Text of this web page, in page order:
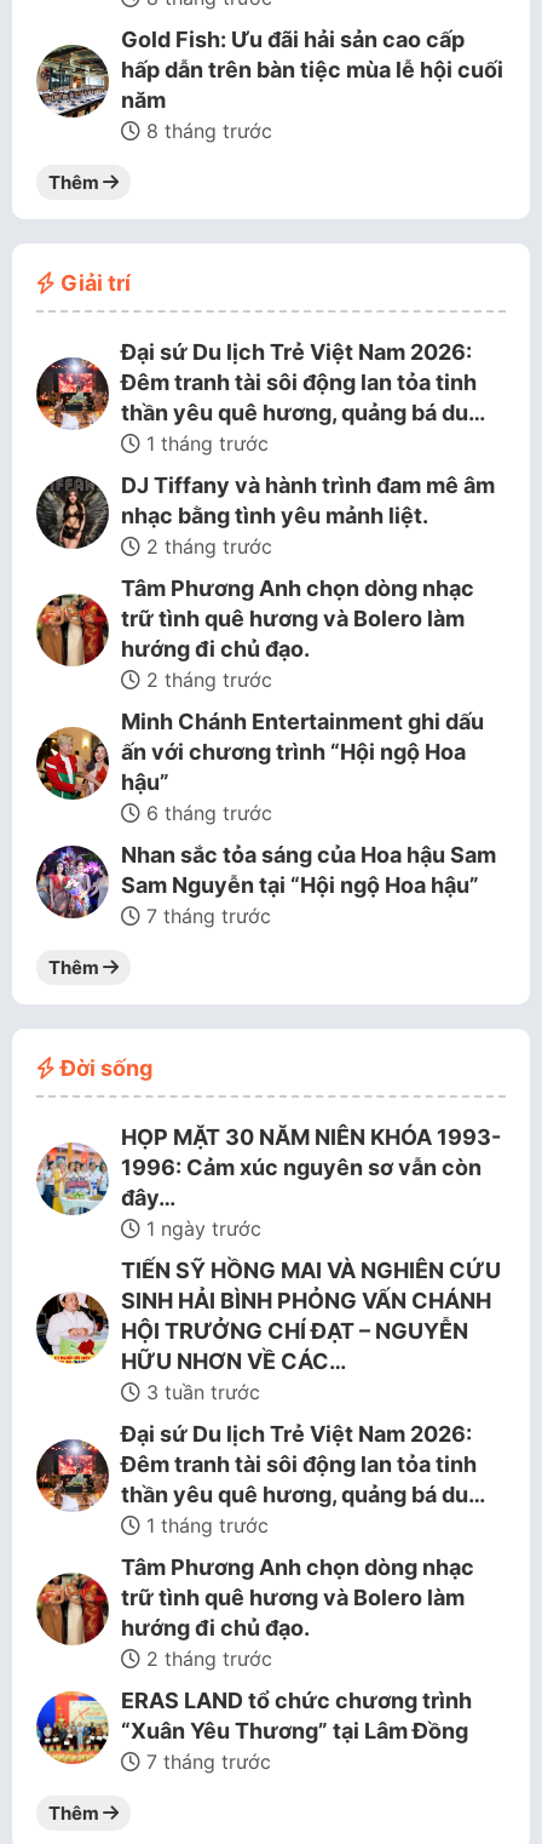
Gold Fish: Ưu đãi hải sản cao cấp
hấp dẫn trên bàn tiệc mùa lễ hội cuối
năm
8 tháng trước
Thêm
Giải trí
Đại sứ Du lịch Trẻ Việt Nam 2026:
Đêm tranh tài sôi động lan tỏa tinh
thần yêu quê hương, quảng bá du…
1 tháng trước
DJ Tiffany và hành trình đam mê âm
nhạc bằng tình yêu mảnh liệt.
2 tháng trước
Tâm Phương Anh chọn dòng nhạc
trữ tình quê hương và Bolero làm
hướng đi chủ đạo.
2 tháng trước
Minh Chánh Entertainment ghi dấu
ấn với chương trình “Hội ngộ Hoa
hậu”
6 tháng trước
Nhan sắc tỏa sáng của Hoa hậu Sam
Sam Nguyễn tại “Hội ngộ Hoa hậu”
7 tháng trước
Thêm
Đời sống
HỌP MẶT 30 NĂM NIÊN KHÓA 1993-
1996: Cảm xúc nguyên sơ vẫn còn
đây…
1 ngày trước
TIẾN SỸ HỒNG MAI VÀ NGHIÊN CỨU
SINH HẢI BÌNH PHỎNG VẤN CHÁNH
HỘI TRƯỞNG CHÍ ĐẠT – NGUYỄN
HỮU NHƠN VỀ CÁC…
3 tuần trước
Đại sứ Du lịch Trẻ Việt Nam 2026:
Đêm tranh tài sôi động lan tỏa tinh
thần yêu quê hương, quảng bá du…
1 tháng trước
Tâm Phương Anh chọn dòng nhạc
trữ tình quê hương và Bolero làm
hướng đi chủ đạo.
2 tháng trước
ERAS LAND tổ chức chương trình
“Xuân Yêu Thương” tại Lâm Đồng
7 tháng trước
Thêm